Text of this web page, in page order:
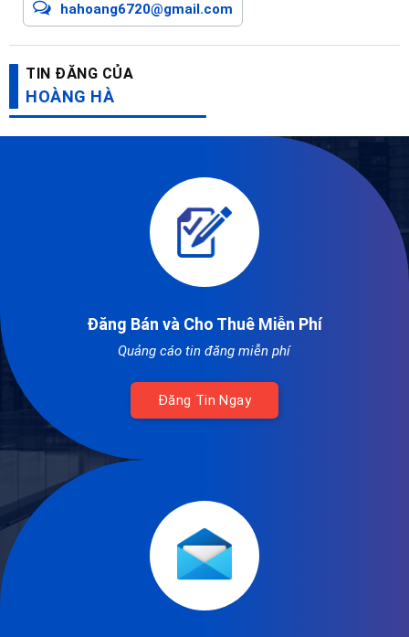
hahoang6720@gmail.com
TIN ĐĂNG CỦA
HOÀNG HÀ
Đăng Bán và Cho Thuê Miễn Phí
Quảng cáo tin đăng miễn phí
Đăng Tin Ngay